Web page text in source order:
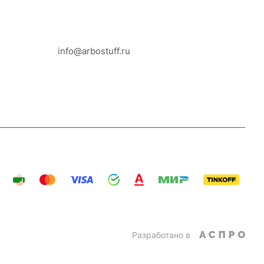
info@arbostuff.ru
Разработано в